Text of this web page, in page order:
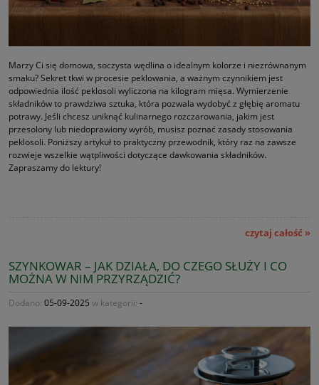
Marzy Ci się domowa, soczysta wędlina o idealnym kolorze i niezrównanym
smaku? Sekret tkwi w procesie peklowania, a ważnym czynnikiem jest
odpowiednia ilość peklosoli wyliczona na kilogram mięsa. Wymierzenie
składników to prawdziwa sztuka, która pozwala wydobyć z głębię aromatu
potrawy. Jeśli chcesz uniknąć kulinarnego rozczarowania, jakim jest
przesolony lub niedoprawiony wyrób, musisz poznać zasady stosowania
peklosoli. Poniższy artykuł to praktyczny przewodnik, który raz na zawsze
rozwieje wszelkie wątpliwości dotyczące dawkowania składników.
Zapraszamy do lektury!
czytaj całość »
SZYNKOWAR – JAK DZIAŁA, DO CZEGO SŁUŻY I CO
MOŻNA W NIM PRZYRZĄDZIĆ?
Dodano: 05-09-2025 w kategorii: -